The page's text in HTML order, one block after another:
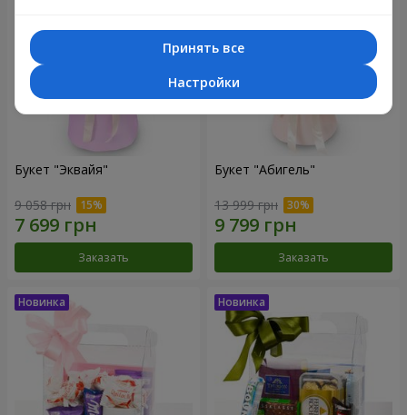
Букет "Эквайя"
9 058 грн
Заказать
Букет "Абигель"
13 999 грн
Заказать
Принять все
Настройки